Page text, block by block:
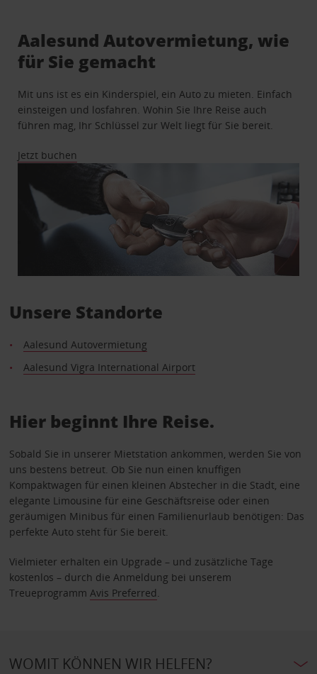
Aalesund Autovermietung, wie
für Sie gemacht
Mit uns ist es ein Kinderspiel, ein Auto zu mieten. Einfach
einsteigen und losfahren. Wohin Sie Ihre Reise auch
führen mag, Ihr Schlüssel zur Welt liegt für Sie bereit.
Jetzt buchen
Unsere Standorte
Aalesund Autovermietung
Aalesund Vigra International Airport
Hier beginnt Ihre Reise.
Sobald Sie in unserer Mietstation ankommen, werden Sie von
uns bestens betreut. Ob Sie nun einen knuffigen
Kompaktwagen für einen kleinen Abstecher in die Stadt, eine
elegante Limousine für eine Geschäftsreise oder einen
geräumigen Minibus für einen Familienurlaub benötigen: Das
perfekte Auto steht für Sie bereit.
Vielmieter erhalten ein Upgrade – und zusätzliche Tage
kostenlos – durch die Anmeldung bei unserem
Treueprogramm Avis Preferred
WOMIT KÖNNEN WIR HELFEN?